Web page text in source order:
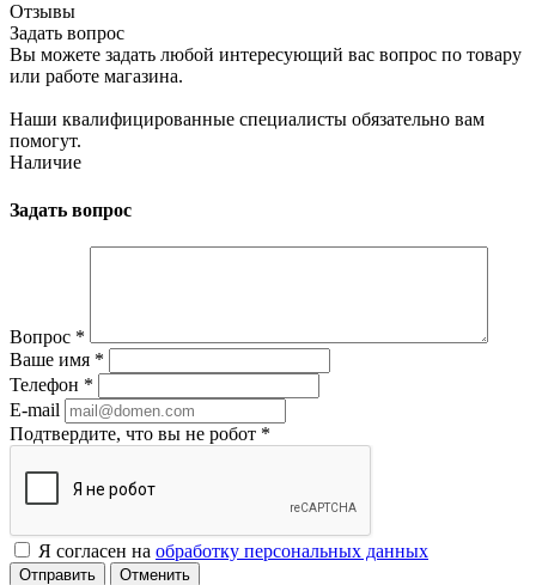
Отзывы
Задать вопрос
Вы можете задать любой интересующий вас вопрос по товару
или работе магазина.
Наши квалифицированные специалисты обязательно вам
помогут.
Наличие
Задать вопрос
Вопрос *
Ваше имя *
Телефон *
E-mail
Подтвердите, что вы не робот *
Я согласен на обработку персональных данных
Отменить